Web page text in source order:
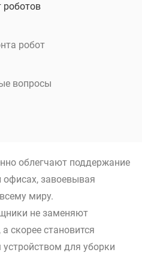
роботов
робот
вопросы
облегчают поддержание
завоевывая
миру.
не заменяют
скорее становится
для уборки